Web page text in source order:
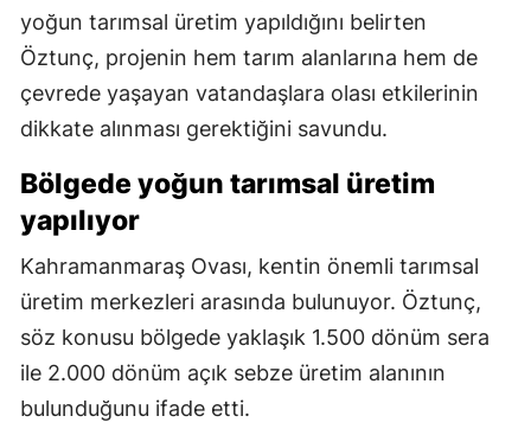
yoğun tarımsal üretim yapıldığını belirten
Öztunç, projenin hem tarım alanlarına hem de
çevrede yaşayan vatandaşlara olası etkilerinin
dikkate alınması gerektiğini savundu.
Bölgede yoğun tarımsal üretim
yapılıyor
Kahramanmaraş Ovası, kentin önemli tarımsal
üretim merkezleri arasında bulunuyor. Öztunç,
söz konusu bölgede yaklaşık 1.500 dönüm sera
ile 2.000 dönüm açık sebze üretim alanının
bulunduğunu ifade etti.